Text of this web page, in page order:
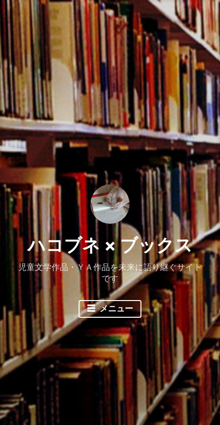
コ
ン
テ
ン
ツ
へ
ス
キ
ッ
プ
ハコブネ × ブックス
児童文学作品・ＹＡ作品を未来に語り継ぐサイト
です
メニュー